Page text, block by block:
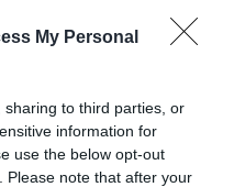
My Personal
to third parties, or
information for
use the below opt-out
Please note that after your